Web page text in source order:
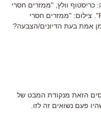
כריסטוף וולץ, "ממזרים חסרי
כבוד". שחקנית משנה, מוניק, "Precious". צילום: "ממזרים חסרי
אמת בעת הדיונים/הצבעה?
הזאת מנקודת המבט של
פעם נשואים זה לזו.